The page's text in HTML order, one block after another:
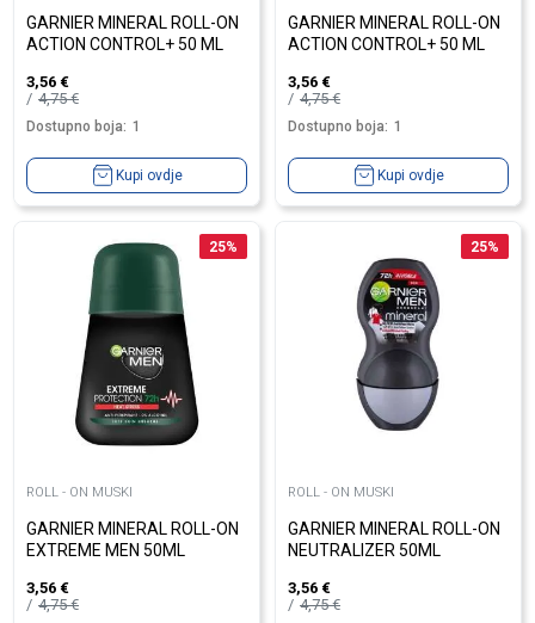
GARNIER MINERAL ROLL-ON
ACTION CONTROL+ 50 ML
3,56 €
4,75€
Dostupno boja: 1
Kupi ovdje
GARNIER MINERAL ROLL-ON
ACTION CONTROL+ 50 ML
3,56 €
4,75€
Dostupno boja: 1
Kupi ovdje
25%
ROLL - ON MUSKI
GARNIER MINERAL ROLL-ON
EXTREME MEN 50ML
3,56 €
4,75€
25%
ROLL - ON MUSKI
GARNIER MINERAL ROLL-ON
NEUTRALIZER 50ML
3,56 €
4,75€